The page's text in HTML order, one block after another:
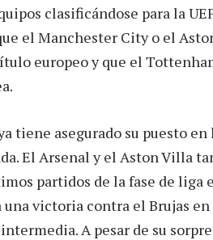
clasificándose para la
el Manchester City o el
europeo y que el
tiene asegurado su puesto
El Arsenal y el Aston Villa
partidos de la fase de
victoria contra el Brujas
A pesar de su